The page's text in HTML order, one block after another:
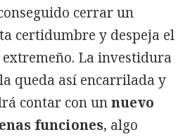
cerrar un
certidumbre y despeja el
La investidura
queda así encarrilada y
contar con unnuevo
funciones, algo